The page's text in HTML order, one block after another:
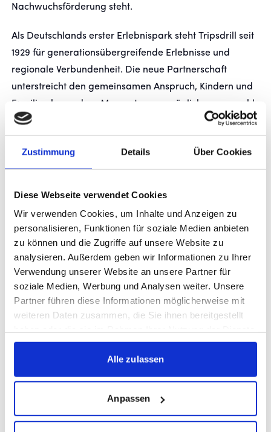
Zustimmung Details Über Cookies
Diese Webseite verwendet Cookies
Wir verwenden Cookies, um Inhalte und Anzeigen zu
personalisieren, Funktionen für soziale Medien anbieten
zu können und die Zugriffe auf unsere Website zu
analysieren. Außerdem geben wir Informationen zu Ihrer
Verwendung unserer Website an unsere Partner für
soziale Medien, Werbung und Analysen weiter. Unsere
Partner führen diese Informationen möglicherweise mit
weiteren Daten zusammen, die Sie ihnen bereitgestellt
gesammelt haben.
Alle zulassen
Anpassen
KONTAKT
Präsentiert von
Nachwuchsförderung steht.
Als Deutschlands erster Erlebnispark steht Tripsdrill seit
1929 für generationsübergreifende Erlebnisse und
regionale Verbundenheit. Die neue Partnerschaft
unterstreicht den gemeinsamen Anspruch, Kindern und
Familien besondere Momente zu ermöglichen – sowohl
auf dem Fußballplatz als auch in der Freizeit. Am
20.05.2026 wurden die Trikots der
kleinen Räuberle veröffentlicht und leiten damit die
Partnerschaft offiziell ein.
Vielen Dank für das Vertrauen und die Unterstützung!
WEITERE NEWS
KICK VOR DEM SPIEL: KICKERS
TREFFEN ZUM SAISONAUFTAKT AUF
ULM
SAMUEL UNSÖLD FÄLLT LANGFRISTIG
AUS
NEU AUF DER WALDAU | FOLGE 13: